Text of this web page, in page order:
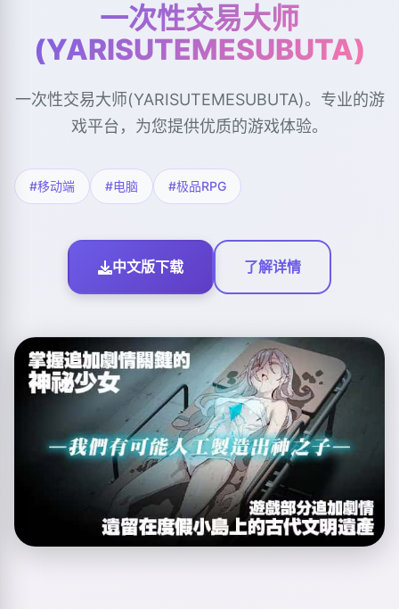
一次性交易大师
(YARISUTEMESUBUTA)
一次性交易大师(YARISUTEMESUBUTA)。专业的游
戏平台，为您提供优质的游戏体验。
#移动端 #电脑 #极品RPG
中文版下载 了解详情